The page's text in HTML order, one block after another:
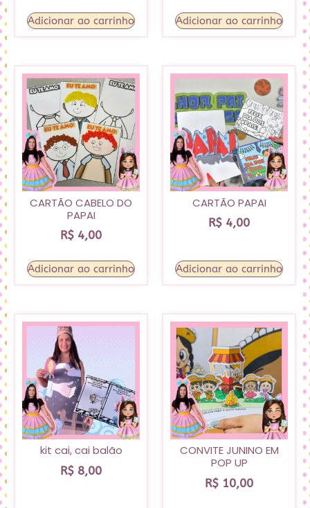
Adicionar ao carrinho Adicionar ao carrinho
CARTÃO CABELO DO
PAPAI
R$ 4,00
Adicionar ao carrinho
CARTÃO PAPAI
R$ 4,00
Adicionar ao carrinho
kit cai, cai balão
R$ 8,00
CONVITE JUNINO EM
POP UP
R$ 10,00